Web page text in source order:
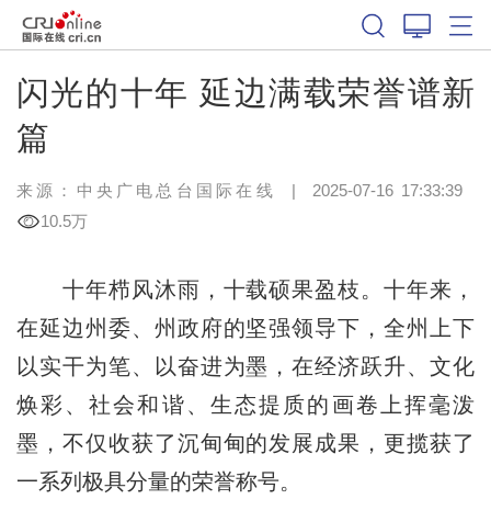
闪光的十年 延边满载荣誉谱新
篇
来源：中央广电总台国际在线 | 2025-07-16 17:33:39
10.5万
十年栉风沐雨，十载硕果盈枝。十年来，
在延边州委、州政府的坚强领导下，全州上下
以实干为笔、以奋进为墨，在经济跃升、文化
焕彩、社会和谐、生态提质的画卷上挥毫泼
墨，不仅收获了沉甸甸的发展成果，更揽获了
一系列极具分量的荣誉称号。